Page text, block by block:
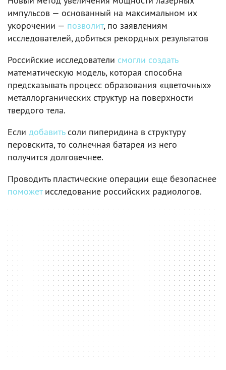
импульсов — основанный на максимальном их
укорочении — позволит, по заявлениям
исследователей, добиться рекордных результатов
Российские исследователи смогли создать
математическую модель, которая способна
предсказывать процесс образования «цветочных»
металлорганических структур на поверхности
твердого тела.
Если добавитьсоли пиперидина в структуру
перовскита, то солнечная батарея из него
получится долговечнее.
Проводить пластические операции еще безопаснее
поможетисследование российских радиологов.